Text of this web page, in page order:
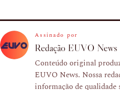
Assinado por
Redação EUVO News
Conteúdo original
EUVO News. Nossa
informação de qualidade